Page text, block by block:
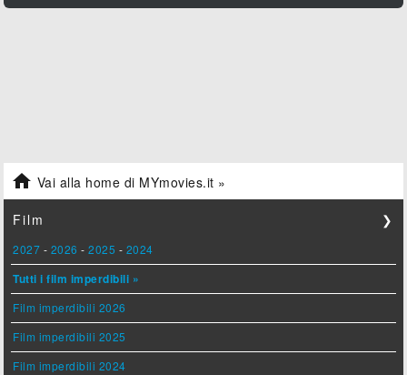
 Vai alla home di MYmovies.it »
Film ❯
2027 - 2026 -2025 - 2024
Tutti i film imperdibili »
Film imperdibili 2026
Film imperdibili 2025
Film imperdibili 2024